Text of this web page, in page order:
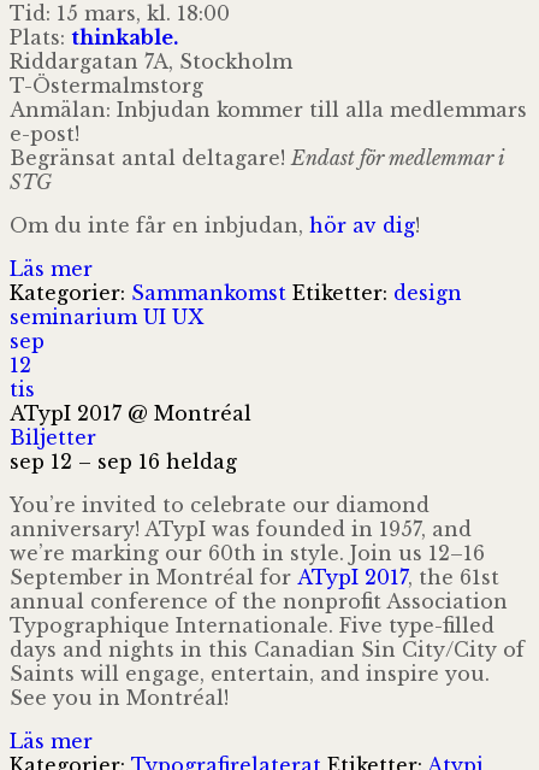
Tid: 15 mars, kl. 18:00
Plats: thinkable.
Riddargatan 7A, Stockholm
T-Östermalmstorg
Anmälan: Inbjudan kommer till alla medlemmars
e-post!
Begränsat antal deltagare!Endast för medlemmar i
STG
Om du inte får en inbjudan, hör av dig!
Läs mer
Kategorier: Sammankomst Etiketter: design
seminarium UI UX
sep
12
tis
ATypI 2017 @ Montréal
Biljetter
sep 12 – sep 16 heldag
You’re invited to celebrate our diamond
anniversary! ATypI was founded in 1957, and
we’re marking our 60th in style. Join us 12–16
September in Montréal for ATypI 2017, the 61st
annual conference of the nonprofit Association
Typographique Internationale. Five type-filled
days and nights in this Canadian Sin City/City of
Saints will engage, entertain, and inspire you.
See you in Montréal!
Läs mer